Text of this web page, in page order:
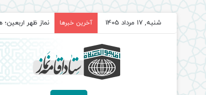
شنبه, 17 مرداد 1405 آخرین خبرها برگزاری باشکوه